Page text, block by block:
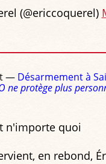
(@ericcoquerel)
— Désarmement à
ne protège plus
n'importe quoi
en rebond,